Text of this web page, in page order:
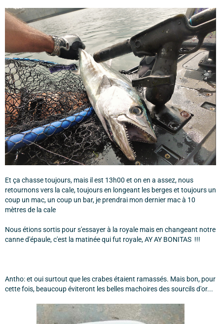
Et ça chasse toujours, mais il est 13h00 et on en a assez, nous
retournons vers la cale, toujours en longeant les berges et toujours un
coup un mac, un coup un bar, je prendrai mon dernier mac à 10
mètres de la cale
Nous étions sortis pour s'essayer à la royale mais en changeant notre
canne d'épaule, c'est la matinée qui fut royale, AY AY BONITAS !!!
Antho: et oui surtout que les crabes étaient ramassés. Mais bon, pour
cette fois, beaucoup éviteront les belles machoires des sourcils d'or...